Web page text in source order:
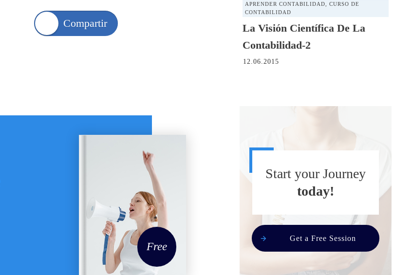
Compartir
Free
APRENDER CONTABILIDAD
CURSO DE
CONTABILIDAD
La Visión Científica De La
Contabilidad-2
12.06.2015
Start your Journey
today!
Get a Free Session